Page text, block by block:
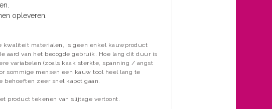
opleveren.
kwaliteit materialen, is geen enkel kauwproduct
aard van het beoogde gebruik.
Hoe lang dit duur is
variabelen (zoals kaak sterkte, spanning / angst
sommige mensen een kauw tool heel lang te
zeer snel kapot gaan.
product tekenen van slijtage vertoont.